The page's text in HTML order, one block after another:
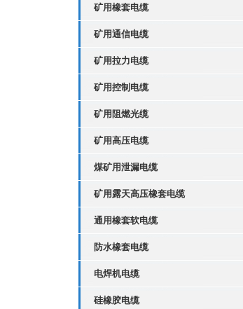
矿用橡套电缆
矿用通信电缆
矿用拉力电缆
矿用控制电缆
矿用阻燃光缆
矿用高压电缆
煤矿用泄漏电缆
矿用露天高压橡套电缆
通用橡套软电缆
防水橡套电缆
电焊机电缆
硅橡胶电缆